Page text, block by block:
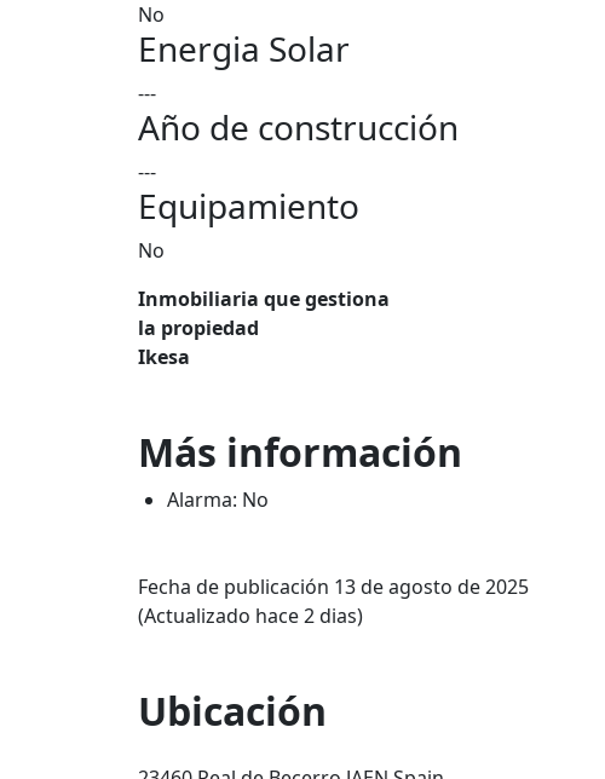
No
Energia Solar
---
Año de construcción
---
Equipamiento
No
Inmobiliaria que gestiona
la propiedad
Ikesa
Más información
Alarma: No
Fecha de publicación 13 de agosto de 2025
(Actualizado hace 2 dias)
Ubicación